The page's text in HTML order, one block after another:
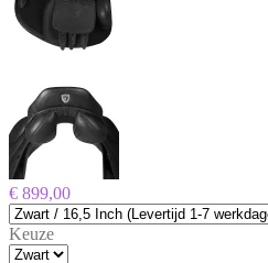
€ 899,00
Keuze